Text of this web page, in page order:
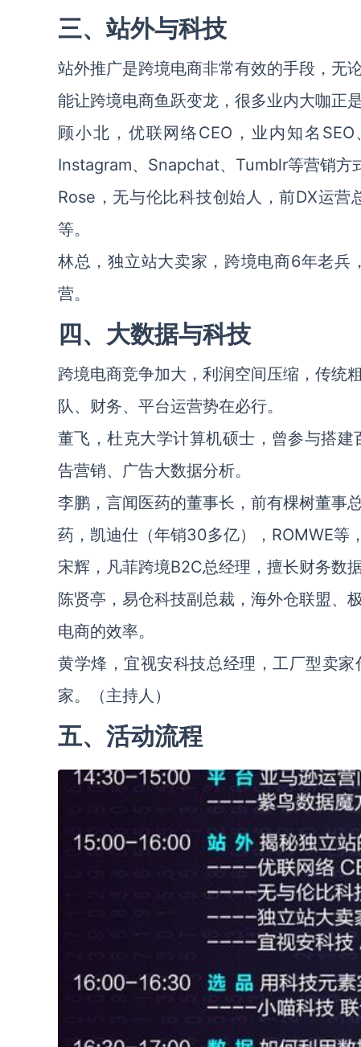
三、站外与科技
站外推广是跨境电商非常有效的手段，无
能让跨境电商鱼跃变龙，很多业内大咖正是
顾小北，优联网络CEO，业内知名
Instagram、Snapchat、Tumblr等营销方
Rose，无与伦比科技创始人，前DX运
等。
林总，独立站大卖家，跨境电商6年老兵
营。
四、大数据与科技
跨境电商竞争加大，利润空间压缩，传统
队、财务、平台运营势在必行。
董飞，杜克大学计算机硕士，曾参与搭
告营销、广告大数据分析。
李鹏，言闻医药的董事长，前有棵树董事
药，凯迪仕（年销30多亿），ROMWE等
宋辉，凡菲跨境B2C总经理，擅长财务数
陈贤亭，易仓科技副总裁，海外仓联盟、
电商的效率。
黄学烽，宜视安科技总经理，工厂型卖
家。（主持人）
五、活动流程